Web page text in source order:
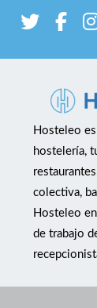
Hosteleo
hostelería,
colectiva,
Hosteleo
de trabajo